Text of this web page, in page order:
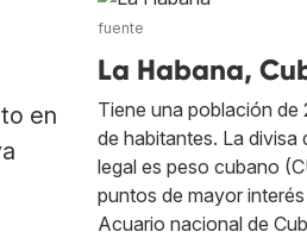
en
fuente
La Habana,
Tiene una población de
de habitantes. La divisa
legal es peso cubano
puntos de mayor
Acuario nacional de